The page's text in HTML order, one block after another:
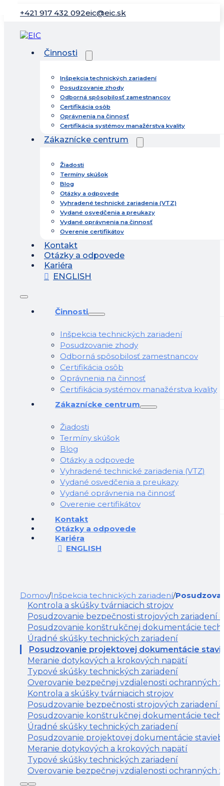
+421 917 432 092eic@eic.sk
Činnosti
Inšpekcia technických zariadení
Posudzovanie zhody
Odborná spôsobilosť zamestnancov
Certifikácia osôb
Oprávnenia na činnosť
Certifikácia systémov manažérstva kvality
Zákaznícke centrum
Žiadosti
Termíny skúšok
Blog
Otázky a odpovede
Vyhradené technické zariadenia (VTZ)
Vydané osvedčenia a preukazy
Vydané oprávnenia na činnosť
Overenie certifikátov
Kontakt
Otázky a odpovede
Kariéra
ENGLISH
Činnosti
Inšpekcia technických zariadení
Posudzovanie zhody
Odborná spôsobilosť zamestnancov
Certifikácia osôb
Oprávnenia na činnosť
Certifikácia systémov manažérstva kvality
Zákaznícke centrum
Žiadosti
Termíny skúšok
Blog
Otázky a odpovede
Vyhradené technické zariadenia (VTZ)
Vydané osvedčenia a preukazy
Vydané oprávnenia na činnosť
Overenie certifikátov
Kontakt
Otázky a odpovede
Kariéra
ENGLISH
Domov/Inšpekcia technických zariadení/
Kontrola a skúšky tvárniacich strojov
Posudzovanie bezpečnosti strojových zariadení
Posudzovanie konštrukčnej dokumentácie
Úradné skúšky technických zariadení
Posudzovanie projektovej dokumentácie
Meranie dotykových a krokových napätí
Typové skúšky technických zariadení
Overovanie bezpečnej vzdialenosti ochranných
Kontrola a skúšky tvárniacich strojov
Posudzovanie bezpečnosti strojových zariadení
Posudzovanie konštrukčnej dokumentácie
Úradné skúšky technických zariadení
Posudzovanie projektovej dokumentácie stavieb
Meranie dotykových a krokových napätí
Typové skúšky technických zariadení
Overovanie bezpečnej vzdialenosti ochranných